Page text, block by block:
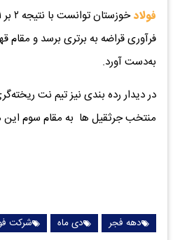
فولاد
فرآوری قراضه به برتری برسد و مقام
به‌دست آورد.
منتخب جرثقیل ها به مقام سوم این
دهه فجر دی ماه شرکت